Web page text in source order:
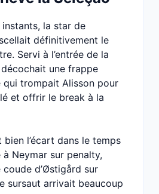
la star de
définitivement le
Servi à l’entrée de la
une frappe
qui trompait Alisson pour
et offrir le break à la
bien l’écart dans le temps
Neymar sur penalty,
d’Østigård sur
sursaut arrivait beaucoup